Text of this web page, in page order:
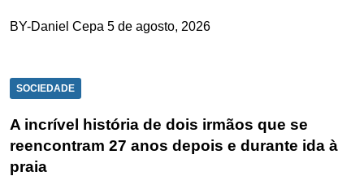
BY-Daniel Cepa 5 de agosto, 2026
SOCIEDADE
A incrível história de dois irmãos que se
reencontram 27 anos depois e durante ida à
praia